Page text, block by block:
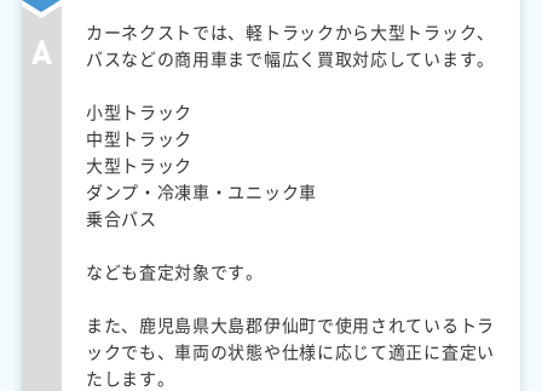
カーネクストでは、軽トラックから大型トラック、
バスなどの商用車まで幅広く買取対応しています。
小型トラック
中型トラック
大型トラック
ダンプ・冷凍車・ユニック車
乗合バス
なども査定対象です。
また、鹿児島県大島郡伊仙町で使用されているトラ
ックでも、車両の状態や仕様に応じて適正に査定い
たします。